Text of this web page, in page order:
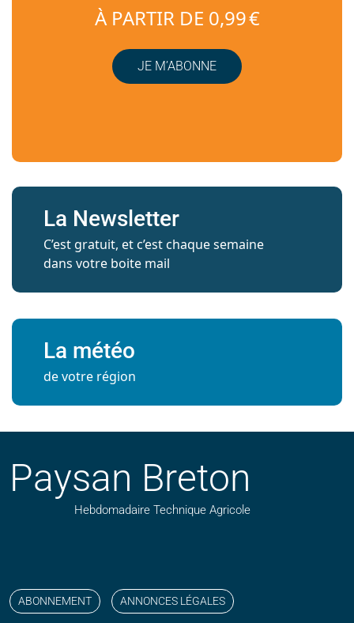
À PARTIR DE 0,99 €
JE M’ABONNE
La Newsletter
C’est gratuit, et c’est chaque semaine
dans votre boite mail
La météo
de votre région
Paysan Breton
Hebdomadaire Technique Agricole
ABONNEMENT ANNONCES LÉGALES